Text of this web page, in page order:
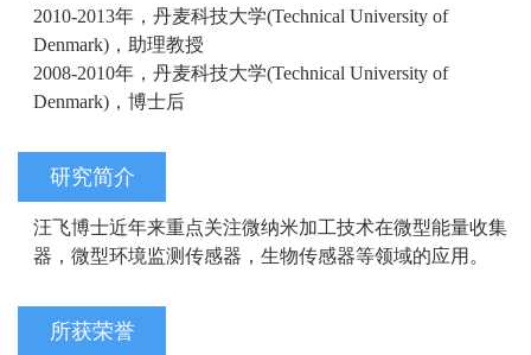
2010-2013年，丹麦科技大学(Technical University of
Denmark)，助理教授
2008-2010年，丹麦科技大学(Technical University of
Denmark)，博士后
研究简介
汪飞博士近年来重点关注微纳米加工技术在微型能量收集
器，微型环境监测传感器，生物传感器等领域的应用。
所获荣誉